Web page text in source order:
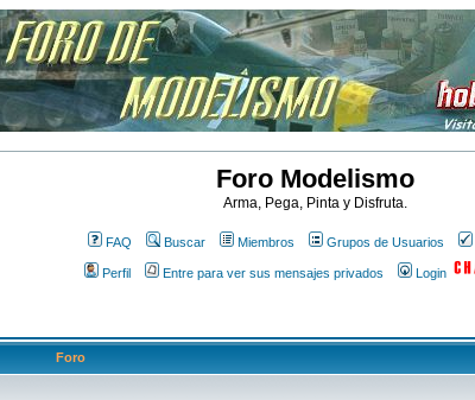
Foro Modelismo
Arma, Pega, Pinta y Disfruta.
FAQ Buscar Miembros Grupos de Usuarios
Perfil Entre para ver sus mensajes privados Login
Foro